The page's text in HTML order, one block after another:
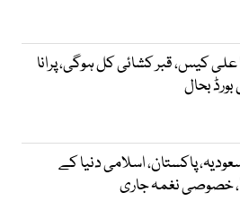
کیس، قبر کشائی کل ہوگی، پرانا
بحال
پاکستان، اسلامی دنیا کے
خصوصی نغمہ جاری